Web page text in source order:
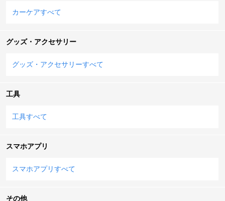
カーケアすべて
グッズ・アクセサリー
グッズ・アクセサリーすべて
工具
工具すべて
スマホアプリ
スマホアプリすべて
その他